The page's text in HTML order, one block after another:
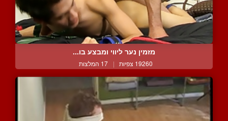
מזמין נער ליווי ומבצע בו...
19260 צפיות | 17 המלצות